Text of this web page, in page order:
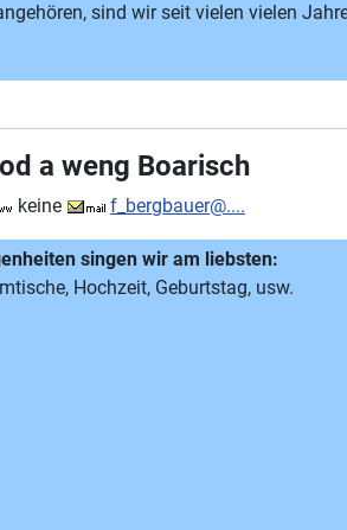
sind wir seit vielen vielen
a weng Boarisch
keine f_bergbauer@....
singen wir am liebsten:
Hochzeit, Geburtstag, usw.